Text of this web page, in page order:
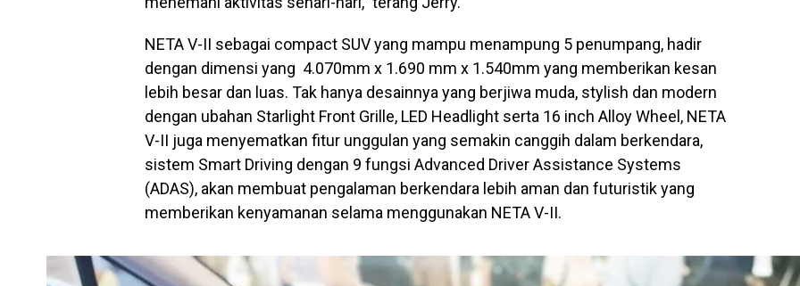
NETA V-II sebagai compact SUV yang mampu menampung 5 penumpang, hadir
dengan dimensi yang 4.070mm x 1.690 mm x 1.540mm yang memberikan kesan
lebih besar dan luas. Tak hanya desainnya yang berjiwa muda, stylish dan modern
dengan ubahan Starlight Front Grille, LED Headlight serta 16 inch Alloy Wheel, NETA
V-II juga menyematkan fitur unggulan yang semakin canggih dalam berkendara,
sistem Smart Driving dengan 9 fungsi Advanced Driver Assistance Systems
(ADAS), akan membuat pengalaman berkendara lebih aman dan futuristik yang
memberikan kenyamanan selama menggunakan NETA V-II.